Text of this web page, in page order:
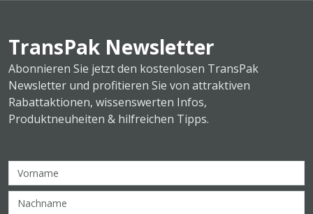
TransPak Newsletter
Abonnieren Sie jetzt den kostenlosen TransPak
Newsletter und profitieren Sie von attraktiven
Rabattaktionen, wissenswerten Infos,
Produktneuheiten & hilfreichen Tipps.